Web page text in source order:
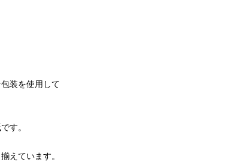
装を使用して
す。
えています。